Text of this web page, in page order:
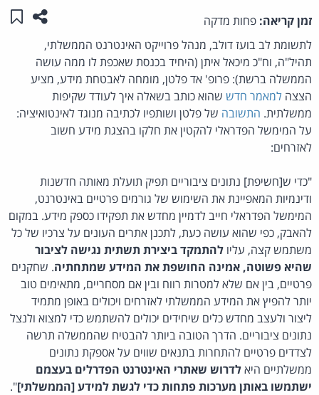
זמן קריאה: פחות מדקה שתפו
לתשומת לב בועז דולב, מנהל פרוייקט האינטרנט הממשלתי,
תהיל"ה, וח"כ מיכאל איתן (היחיד בכנסת שאכפת לו ממה עושה
הממשלה ברשת): פרופ' אד פלטן, מומחה לאבטחת מידע, מציע
הצצה למאמר חדש שהוא כותב בשאלה איך לעודד שקיפות
ממשלתית. התשובה של פלטן ושותפיו לכתיבה מנוגד לאינטואיציה:
על המימשל הפדראלי להקטין את חלקו בהצגת מידע חשוב
לאזרחים:
"כדי ש[חשיפת] נתונים ציבוריים תפיק תועלת מאותה חדשנות
ודינמיות המאפיינת את השימוש של גורמים פרטיים באינטרנט,
המימשל הפדראלי חייב לדמיין מחדש את תפקידו כספק מידע. במקום
להאבק, כפי שהוא עושה כעת, לתכנן אתרים העונים על צרכיו של כל
משתמש קצה, עליו להתמקד ביצירת תשתית נגישה לציבור
שהיא פשוטה, אמינה החושפת את המידע שמתחתיה. שחקנים
פרטיים, בין אם שלא למטרות רווח ובין אם מסחריים, מתאימים טוב
יותר להפיץ את המידע הממשלתי לאזרחים ויכולים באופן מתמיד
ליצור ולעצב מחדש כלים שיחידים יכולים להשתמש כדי למצוא ולנצל
נתונים ציבוריים. הדרך הטובה ביותר להבטיח שהממשלה תרשה
לצדדים פרטיים להתחרות בתנאים שווים על אספקת נתונים
ממשלתיים היאלדרוש שאתרי האינטרנט הפדרלים בעצמם
ישתמשו באותן מערכות פתחות כדי לגשת למידע [הממשלתי]".